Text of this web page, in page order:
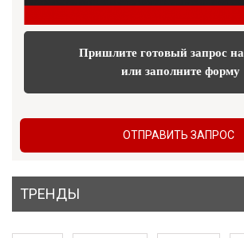
Пришлите готовый запрос на
или заполните форму
ОТПРАВИТЬ ЗАПРОС
ТРЕНДЫ